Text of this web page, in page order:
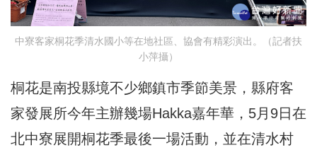
中寮客家桐花季清水國小等在地社區、協會有精彩演出。（記者扶
小萍攝）
桐花是南投縣境不少鄉鎮市季節美景，縣府客
家發展所今年主辦幾場Hakka嘉年華，5月9日在
北中寮展開桐花季最後一場活動，並在清水村